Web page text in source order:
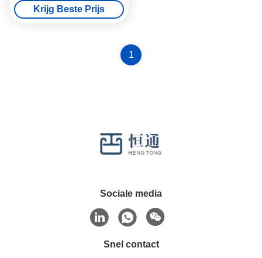
12 mm
Krijg Beste Prijs
1
Sociale media
Snel contact